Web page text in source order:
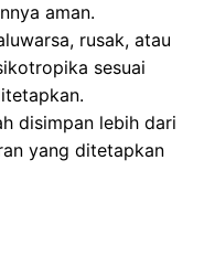
aman.
rusak, atau
sesuai
disimpan lebih dari
yang ditetapkan